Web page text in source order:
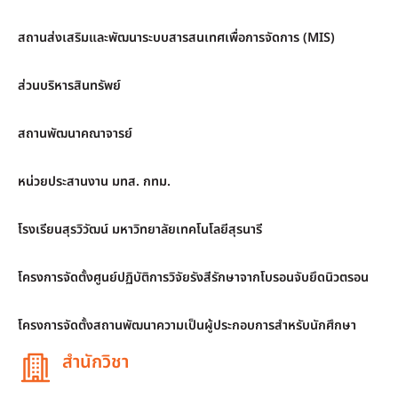
สถานส่งเสริมและพัฒนาระบบสารสนเทศเพื่อการจัดการ (MIS)
ส่วนบริหารสินทรัพย์
สถานพัฒนาคณาจารย์
หน่วยประสานงาน มทส. กทม.
โรงเรียนสุรวิวัฒน์ มหาวิทยาลัยเทคโนโลยีสุรนารี
โครงการจัดตั้งศูนย์ปฏิบัติการวิจัยรังสีรักษาจากโบรอนจับยึดนิวตรอน
โครงการจัดตั้งสถานพัฒนาความเป็นผู้ประกอบการสำหรับนักศึกษา
สำนักวิชา